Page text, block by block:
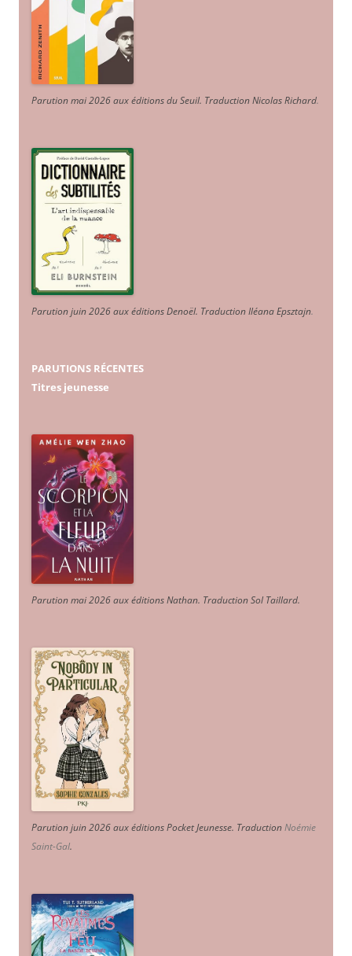
Parution mai 2026 aux éditions du Seuil. Traduction Nicolas Richard.
Parution juin 2026 aux éditions Denoël. Traduction Iléana Epsztajn.
PARUTIONS RÉCENTES
Titres jeunesse
Parution mai 2026 aux éditions Nathan. Traduction Sol Taillard.
Parution juin 2026 aux éditions Pocket Jeunesse. TraductionNoémie
Saint-Gal.